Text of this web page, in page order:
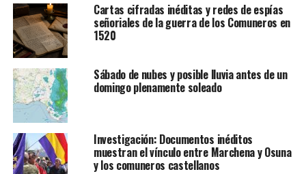
Cartas cifradas inéditas y redes de espías
señoriales de la guerra de los Comuneros en
1520
Sábado de nubes y posible lluvia antes de un
domingo plenamente soleado
Investigación: Documentos inéditos
muestran el vínculo entre Marchena y Osuna
y los comuneros castellanos